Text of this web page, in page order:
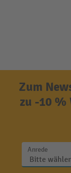
Zum
zu -10 %
Anrede